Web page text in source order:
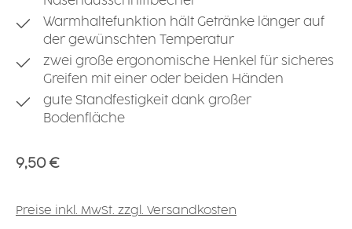
Warmhaltefunktion hält Getränke länger auf
der gewünschten Temperatur
zwei große ergonomische Henkel für sicheres
Greifen mit einer oder beiden Händen
gute Standfestigkeit dank großer
Bodenfläche
Regulärer Preis:
9,50 €
Preise inkl. MwSt. zzgl. Versandkosten